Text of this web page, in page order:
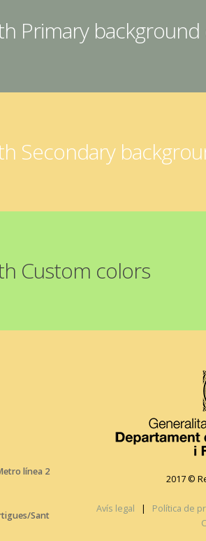
Primary
Secondary
Custom colors
línea 2
Sant
2017 ©
Avís legal | Política de